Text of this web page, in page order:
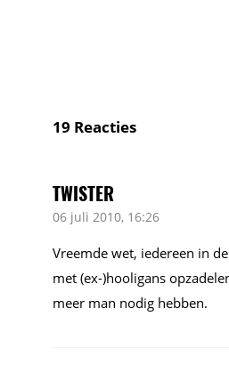
19 Reacties
TWISTER
06 juli 2010, 16:26
Vreemde wet, iedereen in
met (ex-)hooligans
meer man nodig hebben.